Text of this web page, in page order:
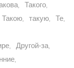
, Такого,
Такою, такую, Те,
, Другой-за,
,